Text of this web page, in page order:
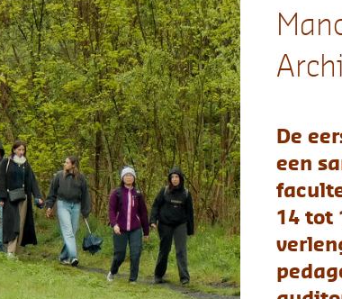
De eerste editie van de
een samenwerking tussen
faculteit Architectuur van
14 tot 18 april 2025.
verlengde van het
pedagogische pistes.
auditoria, maar tijd om te
Voor deze proefweek
stad Seraing - de
Ateliers
van Ougrée - in beslag.
bezetting.